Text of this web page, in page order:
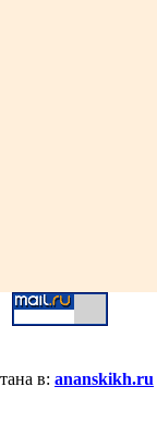
в: ananskikh.ru